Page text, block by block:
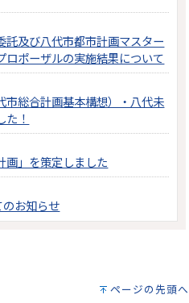
託及び八代市都市計画マスター
ロポーザルの実施結果について
市総合計画基本構想）・八代未
た！
画」を策定しました
お知らせ
ページの先頭へ